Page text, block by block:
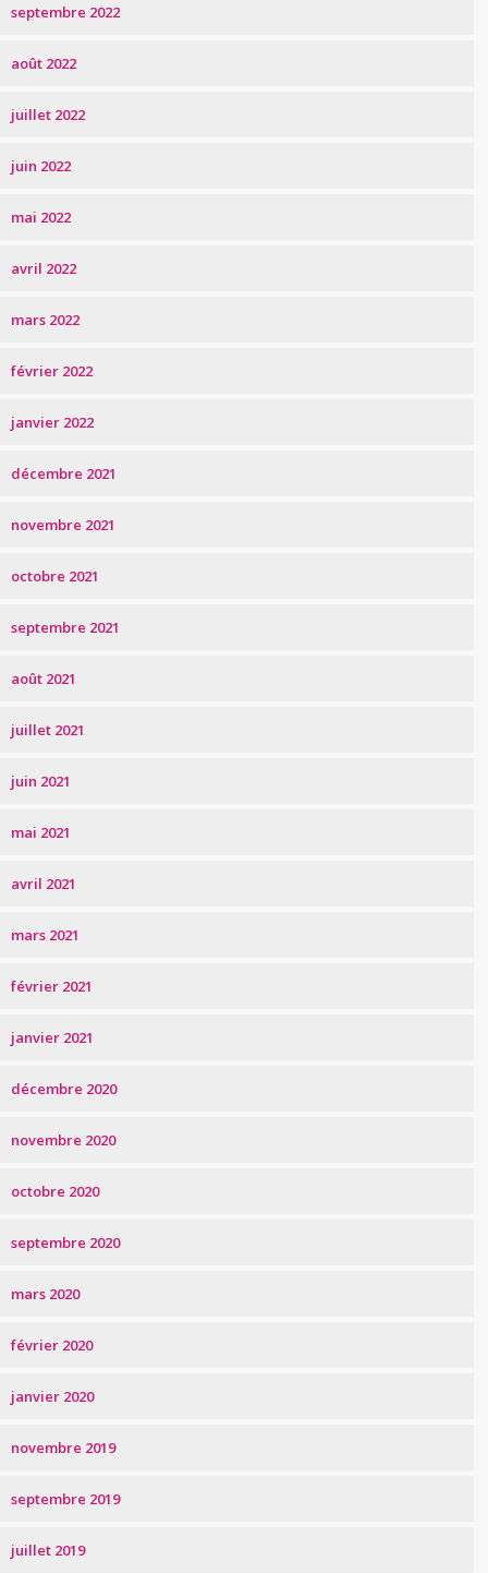
septembre 2022
août 2022
juillet 2022
juin 2022
mai 2022
avril 2022
mars 2022
février 2022
janvier 2022
décembre 2021
novembre 2021
octobre 2021
septembre 2021
août 2021
juillet 2021
juin 2021
mai 2021
avril 2021
mars 2021
février 2021
janvier 2021
décembre 2020
novembre 2020
octobre 2020
septembre 2020
mars 2020
février 2020
janvier 2020
novembre 2019
septembre 2019
juillet 2019